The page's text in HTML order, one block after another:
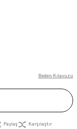
Beden Kılavuzu
Paylaş Karşılaştır